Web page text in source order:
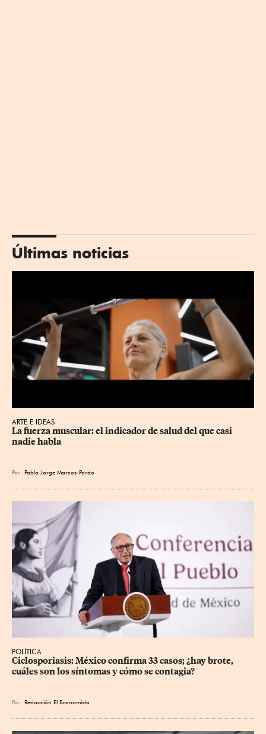
Últimas noticias
ARTE E IDEAS
La fuerza muscular: el indicador de salud del que casi
nadie habla
Por Pablo Jorge Marcos-Pardo
POLÍTICA
Ciclosporiasis: México confirma 33 casos; ¿hay brote,
cuáles son los síntomas y cómo se contagia?
Por Redacción El Economista